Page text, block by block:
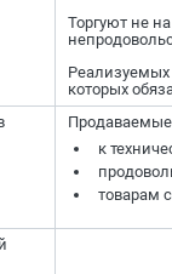
Торгуют не
Реализуемых
которых
Продаваемые
к
товарам